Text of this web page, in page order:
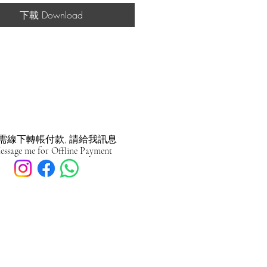
下載 Download
線下轉帳付款, 請給我訊息
me for Offline Payment